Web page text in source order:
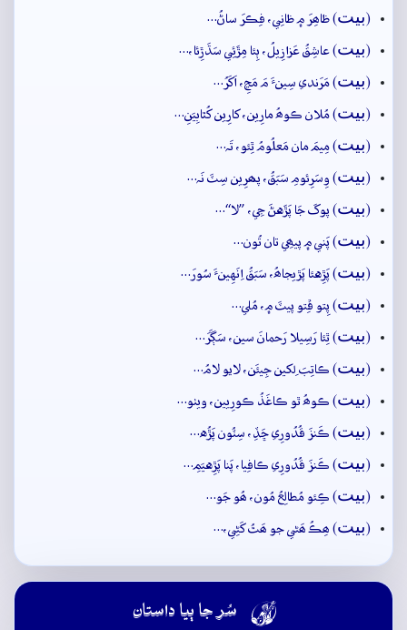
(بيت) ظاھِرَ ۾ ظانِي، فِڪرَ ساڻُ…
(بيت) عاشِقُ عَزازِيلُ، ٻِئا مِڙَئِي سَڌَڙِئا،…
(بيت) مَرَندي سِينءَ مَ مَڃِ، اَکَرُ…
(بيت) مُلان ڪوھُ مارِين، کارِين کُٿابِيَنِ…
(بيت) مِيمَ مان مَعلُومُ ٿِئو، تَہ…
(بيت) وِسَرِئومِ سَبَقُ، پھرِين سِٽَ نَہ…
(بيت) پوکَ جَا پَڙَهڻَ جِي، ”لا“…
(بيت) پَني ۾ پيھِي تان تُون…
(بيت) پَڙِهئا پَڙيجاھُ، سَبَقُ اِنَهِينءَ سُورَ…
(بيت) پِتو ڦِتو پيٽَ ۾، مُلي…
(بيت) ٿِئا رَسِيلا رَحمانَ سين، سَڳَرَ…
(بيت) ڪاتِبَ لِکين جِيئَن، لايو لامُ…
(بيت) ڪوھُ ٿو ڪاغَذُ ڪورِيين، ويٺو…
(بيت) ڪَنزَ قُدُورِي ڇَڏِ، سِٽُون پَڙُه…
(بيت) ڪَنزَ قُدُورِي ڪافِيا، پَنا پَڙِهيَمِ…
(بيت) ڪِئو مُطالِعُ مُون، ھُو جَو…
(بيت) ھِڪُ ھَڻي جو ھَٿُ کَڻِي،…
 سُر جا ٻيا داستان